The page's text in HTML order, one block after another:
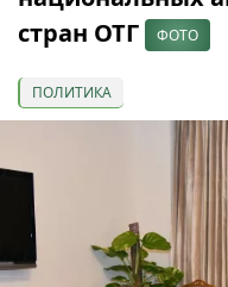
стран ОТГ
ФОТО
ПОЛИТИКА